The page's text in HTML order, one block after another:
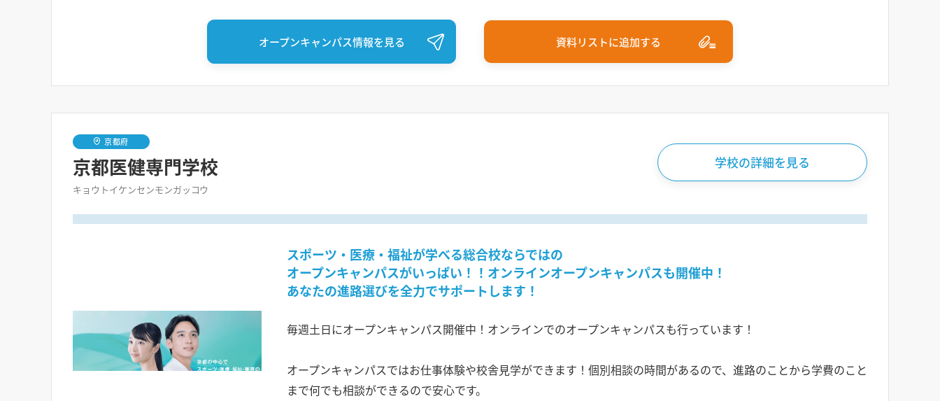
オープンキャンパス情報を見る 資料リストに追加する
京都府
京都医健専門学校
キョウトイケンセンモンガッコウ
学校の詳細を見る
スポーツ・医療・福祉が学べる総合校ならではの
オープンキャンパスがいっぱい！！オンラインオープンキャンパスも開催中！
あなたの進路選びを全力でサポートします！
毎週土日にオープンキャンパス開催中！オンラインでのオープンキャンパスも行っています！
オープンキャンパスではお仕事体験や校舎見学ができます！個別相談の時間があるので、進路のことから学費のこと
まで何でも相談ができるので安心です。